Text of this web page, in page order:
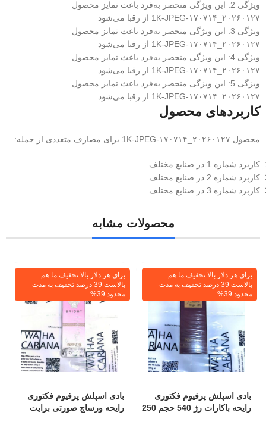
ویژگی 2: این ویژگی منحصر به‌فرد باعث تمایز محصول
۲۰۲۶۰۱۲۷_۱۷۰۷۱۴-1K-JPEG از رقبا می‌شود
ویژگی 3: این ویژگی منحصر به‌فرد باعث تمایز محصول
۲۰۲۶۰۱۲۷_۱۷۰۷۱۴-1K-JPEG از رقبا می‌شود
ویژگی 4: این ویژگی منحصر به‌فرد باعث تمایز محصول
۲۰۲۶۰۱۲۷_۱۷۰۷۱۴-1K-JPEG از رقبا می‌شود
ویژگی 5: این ویژگی منحصر به‌فرد باعث تمایز محصول
۲۰۲۶۰۱۲۷_۱۷۰۷۱۴-1K-JPEG از رقبا می‌شود
کاربردهای محصول
محصول ۲۰۲۶۰۱۲۷_۱۷۰۷۱۴-1K-JPEG برای مصارف متعددی از جمله:
کاربرد شماره 1 در صنایع مختلف
کاربرد شماره 2 در صنایع مختلف
کاربرد شماره 3 در صنایع مختلف
محصولات مشابه
برای هر دلار بالا تخفیف ما هم
بالاست 39 درصد تخفیف به مدت
محدود 39%
بادی اسپلش پرفیوم فکتوری
رایحه باکارات رژ 540 حجم 250
برای هر دلار بالا تخفیف ما هم
بالاست 39 درصد تخفیف به مدت
محدود 39%
بادی اسپلش پرفیوم فکتوری
رایحه ورساچ صورتی برایت